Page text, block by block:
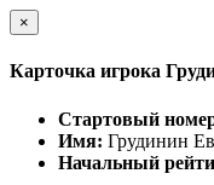
×
Карточка игрока
Стартовый
Имя: Грудинин
Начальный